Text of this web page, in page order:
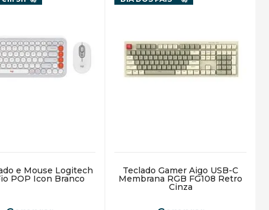
e Mouse Logitech
POP Icon Branco
Teclado Gamer Aigo USB-C
Membrana RGB FG108 Retro
Cinza